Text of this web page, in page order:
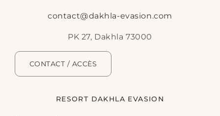
contact@dakhla-evasion.com
PK 27, Dakhla 73000
CONTACT / ACCÈS
RESORT DAKHLA EVASION